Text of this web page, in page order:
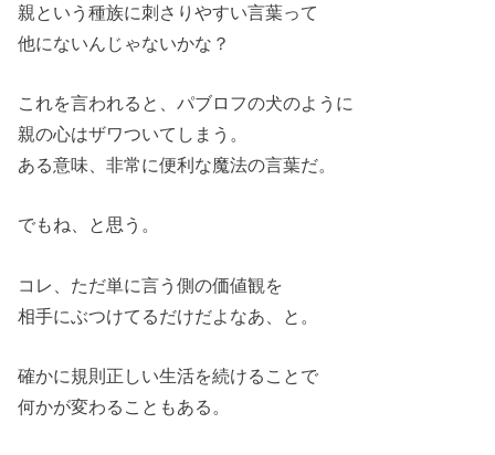
親という種族に刺さりやすい言葉って
他にないんじゃないかな？
これを言われると、パブロフの犬のように
親の心はザワついてしまう。
ある意味、非常に便利な魔法の言葉だ。
でもね、と思う。
コレ、ただ単に言う側の価値観を
相手にぶつけてるだけだよなあ、と。
確かに規則正しい生活を続けることで
何かが変わることもある。